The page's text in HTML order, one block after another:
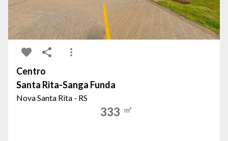
Centro
Santa Rita-Sanga Funda
Nova Santa Rita - RS
333 m²